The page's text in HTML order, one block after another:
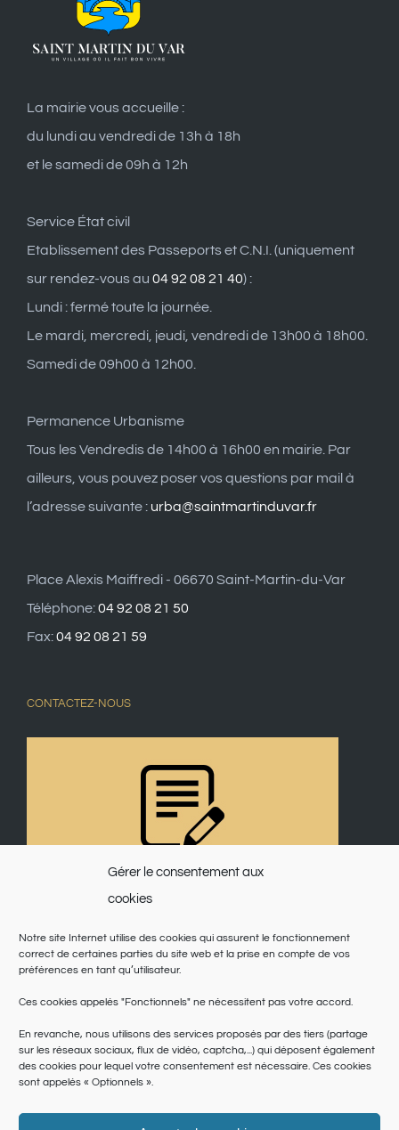
Gérer le consentement aux
cookies
Notre site Internet utilise des cookies qui assurent le fonctionnement
correct de certaines parties du site web et la prise en compte de vos
préférences en tant qu’utilisateur.
Ces cookies appelés "Fonctionnels" ne nécessitent pas votre accord.
En revanche, nous utilisons des services proposés par des tiers (partage
sur les réseaux sociaux, flux de vidéo, captcha,...) qui déposent également
des cookies pour lequel votre consentement est nécessaire. Ces cookies
sont appelés « Optionnels ».
La mairie vous accueille :
du lundi au vendredi de 13h à 18h
et le samedi de 09h à 12h
Service État civil
Etablissement des Passeports et C.N.I. (uniquement
sur rendez-vous au 04 92 08 21 40) :
Lundi : fermé toute la journée.
Le mardi, mercredi, jeudi, vendredi de 13h00 à 18h00.
Samedi de 09h00 à 12h00.
Permanence Urbanisme
Tous les Vendredis de 14h00 à 16h00 en mairie. Par
ailleurs, vous pouvez poser vos questions par mail à
l’adresse suivante : urba@saintmartinduvar.fr
Place Alexis Maiffredi - 06670 Saint-Martin-du-Var
Téléphone:04 92 08 21 50
Fax:04 92 08 21 59
CONTACTEZ-NOUS